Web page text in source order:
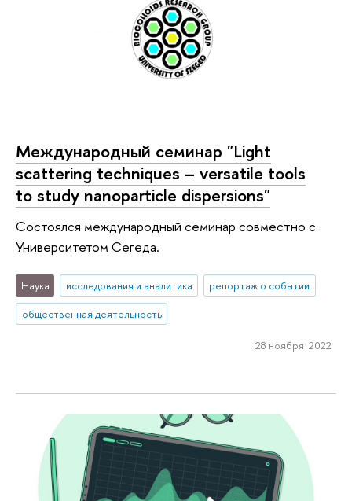
Международный семинар "Light
scattering techniques – versatile tools
to study nanoparticle dispersions"
Состоялся международный семинар совместно с
Университетом Сегеда.
Наука исследования и аналитика
репортаж о событии
общественная деятельность
28 ноября 2022